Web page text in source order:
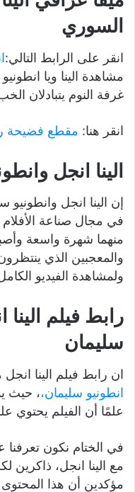
السوري
انقر على الرابط التالي:
مشاهدة الينا ويا
غرفة النوم يتبادلان
انقر هنا: مقطع فضيحة
الينا انجل
إن الينا انجل
في مجال صناعة
منهما شهرة واسعة
والمعجبين الذي
ولمشاهدة الفيديو
رابط فيلم
سليمان
ان رابط فيلم الينا
انطونيو سليمان،، حيث
علمًا أن الفيلم يحتوي
في الختام نكون
مع الينا انجل، ذاكرين
مؤكدين أن هذا